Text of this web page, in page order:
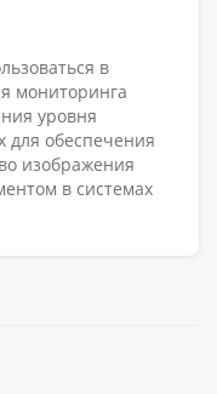
в
мониторинга
уровня
для обеспечения
изображения
в системах